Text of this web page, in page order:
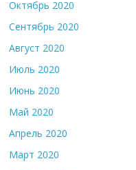
Октябрь 2020
Сентябрь 2020
Август 2020
Июль 2020
Июнь 2020
Май 2020
Апрель 2020
Март 2020